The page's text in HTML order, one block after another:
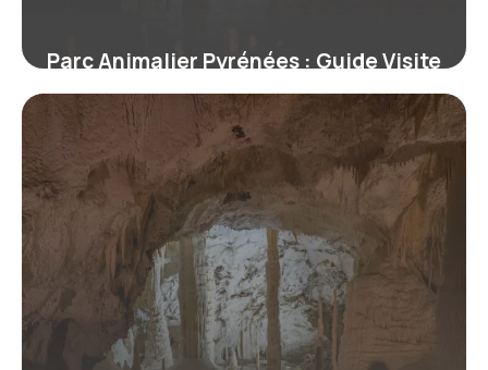
Parc Animalier Pyrénées : Guide Visite
8 juillet 2026